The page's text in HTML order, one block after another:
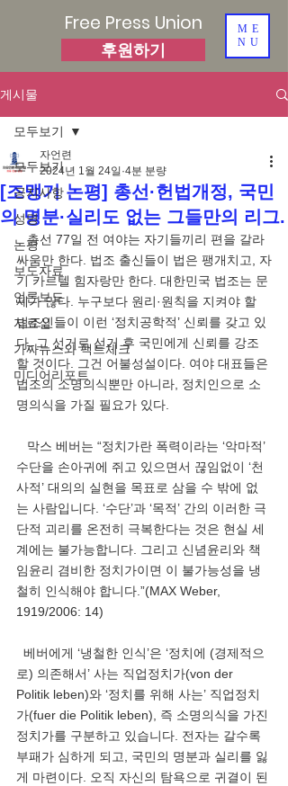
Free Press Union
후원하기
ME
NU
게시물
모두보기
공지사항
성명
논평
보도자료
언론보도
자료실
가짜뉴스와 팩트체크
미디어리포트
모두보기
[조맹기 논평] 총선·헌법개정, 국민
의 명분·실리도 없는 그들만의 리그.
자언련
2024년 1월 24일 4분 분량
   총선 77일 전 여야는 자기들끼리 편을 갈라
싸움만 한다. 법조 출신들이 법은 팽개치고, 자
기 카르텔 힘자랑만 한다. 대한민국 법조는 문
제가 많다. 누구보다 원리·원칙을 지켜야 할
법조인들이 이런 ‘정치공학적’ 신뢰를 갖고 있
다. 그 선거로 선거 후 국민에게 신뢰를 강조
할 것이다. 그건 어불성설이다. 여야 대표들은
법조의 소명의식뿐만 아니라, 정치인으로 소
명의식을 가질 필요가 있다.
수단을 손아귀에 쥐고 있으면서 끊임없이 ‘천
사적’ 대의의 실현을 목표로 삼을 수 밖에 없
는 사람입니다. ‘수단’과 ‘목적’ 간의 이러한 극
단적 괴리를 온전히 극복한다는 것은 현실 세
계에는 불가능합니다. 그리고 신념윤리와 책
임윤리 겸비한 정치가이면 이 불가능성을 냉
철히 인식해야 합니다.”(MAX Weber,
1919/2006: 14)
로) 의존해서’ 사는 직업정치가(von der
Politik leben)와 ‘정치를 위해 사는’ 직업정치
가(fuer die Politik leben), 즉 소명의식을 가진
정치가를 구분하고 있습니다. 전자는 갈수록
부패가 심하게 되고, 국민의 명분과 실리를 잃
게 마련이다. 오직 자신의 탐욕으로 귀결이 된